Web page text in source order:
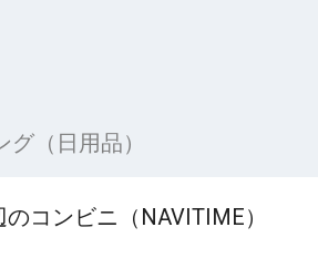
グ（日用品）
のコンビニ（NAVITIME）